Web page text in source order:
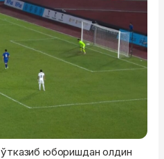
ўтказиб юборишдан олдин